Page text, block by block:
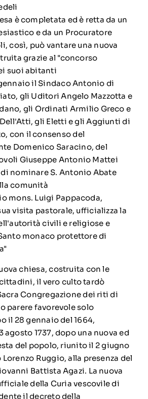
è completata ed è retta da un
e da un Procuratore
così, può vantare una nuova
grazie al "concorso
suoi abitanti
il Sindaco Antonio di
gli Uditori Angelo Mazzotta e
gli Ordinati Armilio Greco e
gli Eletti e gli Aggiunti di
con il consenso del
Domenico Saracino, del
Giuseppe Antonio Mattei
nominare S. Antonio Abate
comunità
mons. Luigi Pappacoda,
visita pastorale, ufficializza la
civili e religiose e
monaco protettore di
chiesa, costruita con le
il vero culto tardò
Congregazione dei riti di
parere favorevole solo
il 28 gennaio del 1664,
agosto 1737, dopo una nuova ed
del popolo, riunito il 2 giugno
Lorenzo Ruggio, alla presenza del
Battista Agazi. La nuova
della Curia vescovile di
il decreto della